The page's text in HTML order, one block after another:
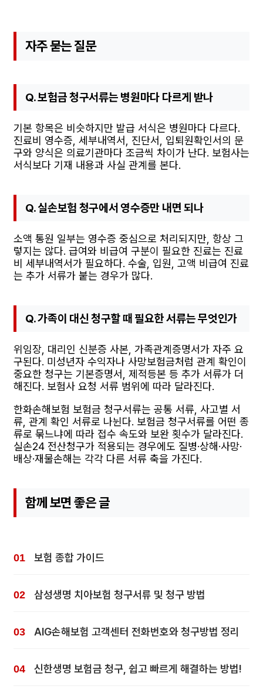
자주 묻는 질문
Q. 보험금 청구서류는 병원마다 다르게 받나
기본 항목은 비슷하지만 발급 서식은 병원마다 다르다.
진료비 영수증, 세부내역서, 진단서, 입퇴원확인서의 문
구와 양식은 의료기관마다 조금씩 차이가 난다. 보험사는
서식보다 기재 내용과 사실 관계를 본다.
Q. 실손보험 청구에서 영수증만 내면 되나
소액 통원 일부는 영수증 중심으로 처리되지만, 항상 그
렇지는 않다. 급여와 비급여 구분이 필요한 진료는 진료
비 세부내역서가 필요하다. 수술, 입원, 고액 비급여 진료
는 추가 서류가 붙는 경우가 많다.
Q. 가족이 대신 청구할 때 필요한 서류는 무엇인가
위임장, 대리인 신분증 사본, 가족관계증명서가 자주 요
구된다. 미성년자 수익자나 사망보험금처럼 관계 확인이
중요한 청구는 기본증명서, 제적등본 등 추가 서류가 더
해진다. 보험사 요청 서류 범위에 따라 달라진다.
한화손해보험 보험금 청구서류는 공통 서류, 사고별 서
류, 관계 확인 서류로 나뉜다. 보험금 청구서류를 어떤 종
류로 묶느냐에 따라 접수 속도와 보완 횟수가 달라진다.
실손24 전산청구가 적용되는 경우에도 질병·상해·사망·
배상·재물손해는 각각 다른 서류 축을 가진다.
함께 보면 좋은 글
보험 종합 가이드
삼성생명 치아보험 청구서류 및 청구 방법
AIG손해보험 고객센터 전화번호와 청구방법 정리
신한생명 보험금 청구, 쉽고 빠르게 해결하는 방법!